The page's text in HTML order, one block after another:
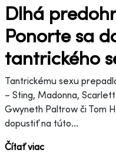
Dlhá
Ponorte sa
tantrického
Tantrickému sexu
– Sting, Madonna, Scarlett
Gwyneth Paltrow či Tom
dopustiť na túto...
Čítať viac